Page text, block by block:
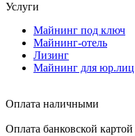
Услуги
Майнинг под ключ
Майнинг-отель
Лизинг
Майнинг для юр.лиц
Оплата наличными
Оплата банковской картой